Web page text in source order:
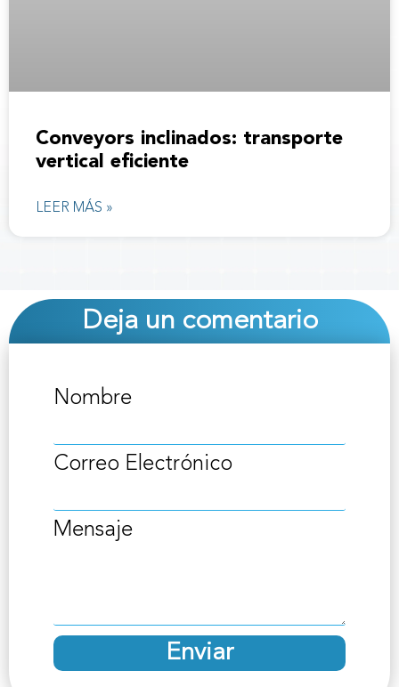
Conveyors inclinados: transporte
vertical eficiente
LEER MÁS »
Deja un comentario
Nombre
Correo Electrónico
Mensaje
Enviar